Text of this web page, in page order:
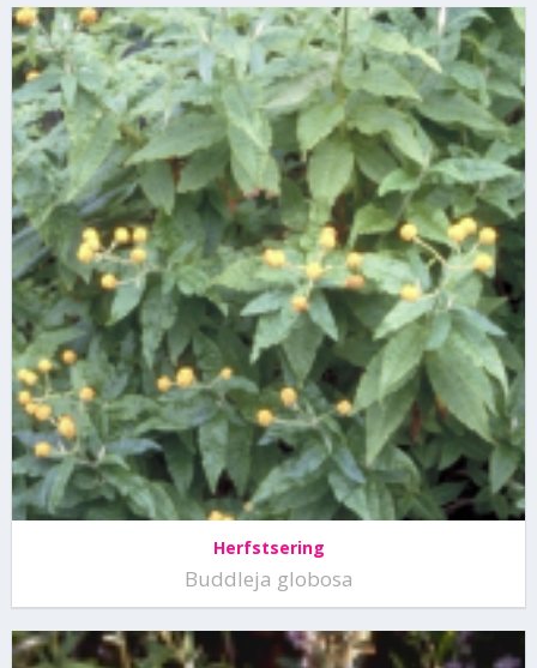
Herfstsering
Buddleja globosa